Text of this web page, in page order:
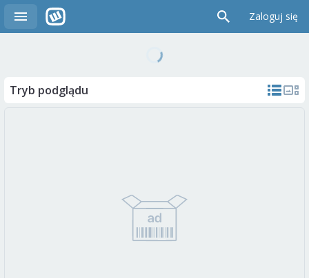
Zaloguj się
Tryb podglądu